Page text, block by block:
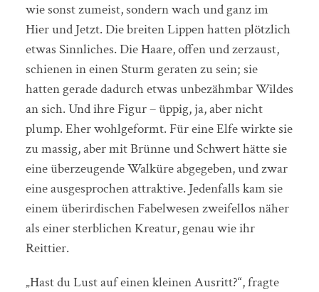
wie sonst zumeist, sondern wach und ganz im
Hier und Jetzt. Die breiten Lippen hatten plötzlich
etwas Sinnliches. Die Haare, offen und zerzaust,
schienen in einen Sturm geraten zu sein; sie
hatten gerade dadurch etwas unbezähmbar Wildes
an sich. Und ihre Figur – üppig, ja, aber nicht
plump. Eher wohlgeformt. Für eine Elfe wirkte sie
zu massig, aber mit Brünne und Schwert hätte sie
eine überzeugende Walküre abgegeben, und zwar
eine ausgesprochen attraktive. Jedenfalls kam sie
einem überirdischen Fabelwesen zweifellos näher
als einer sterblichen Kreatur, genau wie ihr
Reittier.
„Hast du Lust auf einen kleinen Ausritt?“, fragte